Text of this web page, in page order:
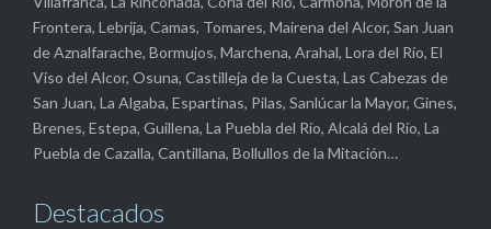
Frontera, Lebrija, Camas, Tomares, Mairena del Alcor, San Juan
de Aznalfarache, Bormujos, Marchena, Arahal, Lora del Río, El
Viso del Alcor, Osuna, Castilleja de la Cuesta, Las Cabezas de
San Juan, La Algaba, Espartinas, Pilas, Sanlúcar la Mayor, Gines,
Brenes, Estepa, Guillena, La Puebla del Río, Alcalá del Río, La
Puebla de Cazalla, Cantillana, Bollullos de la Mitación…
Destacados